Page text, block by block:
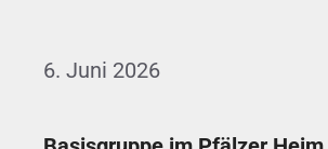
6. Juni 2026